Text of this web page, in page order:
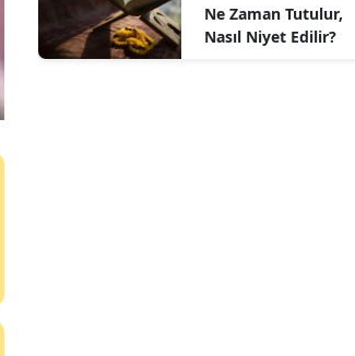
Ne Zaman Tutulur,
Nasıl Niyet Edilir?